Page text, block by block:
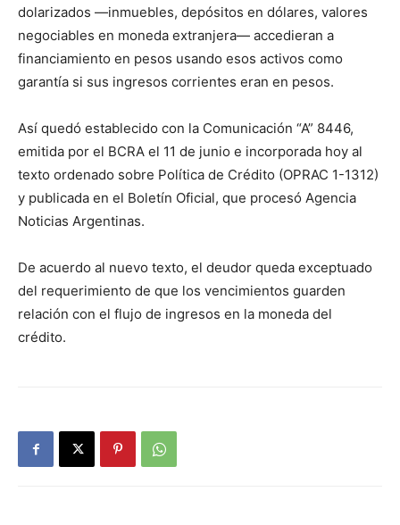
dolarizados —inmuebles, depósitos en dólares, valores
negociables en moneda extranjera— accedieran a
financiamiento en pesos usando esos activos como
garantía si sus ingresos corrientes eran en pesos.
Así quedó establecido con la Comunicación “A” 8446,
emitida por el BCRA el 11 de junio e incorporada hoy al
texto ordenado sobre Política de Crédito (OPRAC 1-1312)
y publicada en el Boletín Oficial, que procesó Agencia
Noticias Argentinas.
De acuerdo al nuevo texto, el deudor queda exceptuado
del requerimiento de que los vencimientos guarden
relación con el flujo de ingresos en la moneda del
crédito.